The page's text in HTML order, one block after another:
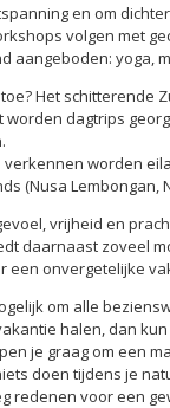
en om
volgen met
aangeboden: yoga,
Het schitterende
dagtrips
worden
(Nusa Lembongan,
vrijheid en
daarnaast zoveel
een onvergetelijke
om alle
halen, dan
je graag om een
doen tijdens je
redenen voor een